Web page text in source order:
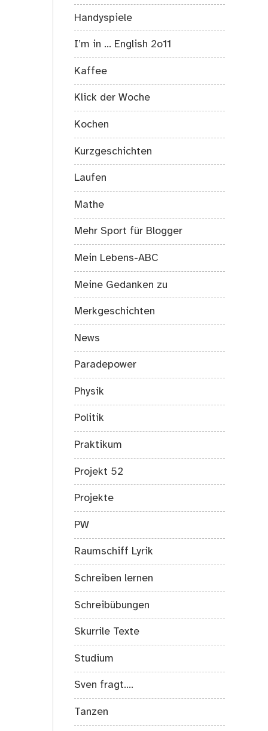
Handyspiele
I’m in … English 2o11
Kaffee
Klick der Woche
Kochen
Kurzgeschichten
Laufen
Mathe
Mehr Sport für Blogger
Mein Lebens-ABC
Meine Gedanken zu
Merkgeschichten
News
Paradepower
Physik
Politik
Praktikum
Projekt 52
Projekte
PW
Raumschiff Lyrik
Schreiben lernen
Schreibübungen
Skurrile Texte
Studium
Sven fragt….
Tanzen